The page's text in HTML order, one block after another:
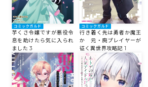
コミックガルド
芋くさ令嬢ですが悪役令
息を助けたら気に入られ
ました 3
コミックガルド
行き着く先は勇者か魔王
か 元・廃プレイヤーが
征く異世界攻略記 1